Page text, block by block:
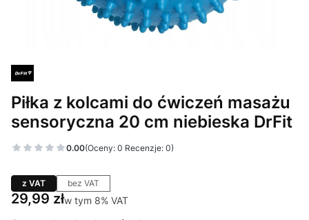
Piłka z kolcami do ćwiczeń masażu
sensoryczna 20 cm niebieska DrFit
0.00(Oceny: 0 Recenzje: 0)
z VAT bez VAT
Cena
29,99 złw tym 8% VAT
w tym 8% VAT